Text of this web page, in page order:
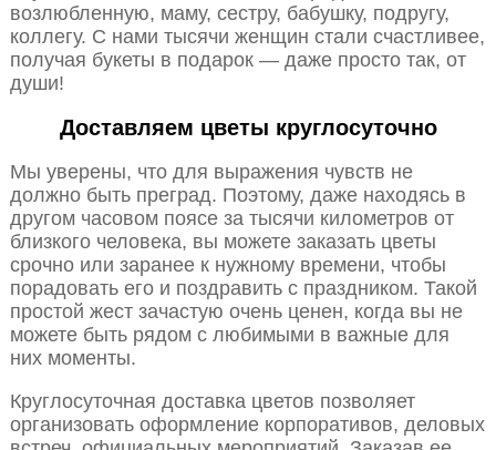
возлюбленную, маму, сестру, бабушку, подругу,
коллегу. С нами тысячи женщин стали счастливее,
получая букеты в подарок — даже просто так, от
души!
Доставляем цветы круглосуточно
Мы уверены, что для выражения чувств не
должно быть преград. Поэтому, даже находясь в
другом часовом поясе за тысячи километров от
близкого человека, вы можете заказать цветы
срочно или заранее к нужному времени, чтобы
порадовать его и поздравить с праздником. Такой
простой жест зачастую очень ценен, когда вы не
можете быть рядом с любимыми в важные для
них моменты.
Круглосуточная доставка цветов позволяет
организовать оформление корпоративов, деловых